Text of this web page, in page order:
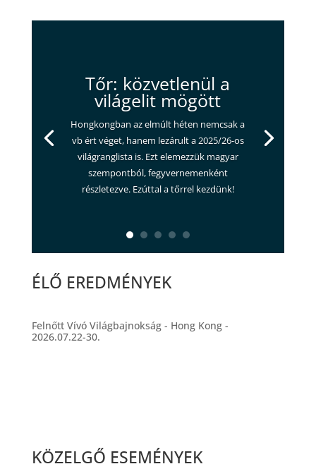
Tőr: közvetlenül a
világelit mögött
Hongkongban az elmúlt héten nemcsak a
vb ért véget, hanem lezárult a 2025/26-os
világranglista is. Ezt elemezzük magyar
szempontból, fegyvernemenként
részletezve. Ezúttal a tőrrel kezdünk!
ÉLŐ EREDMÉNYEK
Felnőtt Vívó Világbajnokság - Hong Kong -
2026.07.22-30.
KÖZELGŐ ESEMÉNYEK